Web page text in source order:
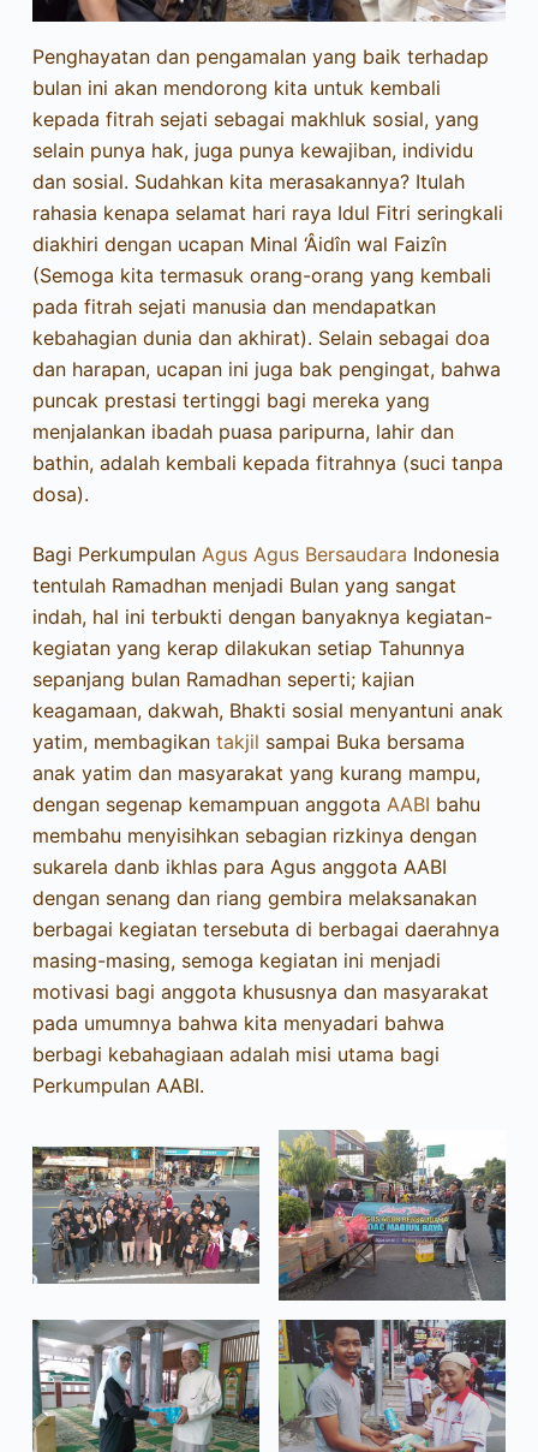
Penghayatan dan pengamalan yang baik terhadap
bulan ini akan mendorong kita untuk kembali
kepada fitrah sejati sebagai makhluk sosial, yang
selain punya hak, juga punya kewajiban, individu
dan sosial. Sudahkan kita merasakannya? Itulah
rahasia kenapa selamat hari raya Idul Fitri seringkali
diakhiri dengan ucapan Minal ‘Âidîn wal Faizîn
(Semoga kita termasuk orang-orang yang kembali
pada fitrah sejati manusia dan mendapatkan
kebahagian dunia dan akhirat). Selain sebagai doa
dan harapan, ucapan ini juga bak pengingat, bahwa
puncak prestasi tertinggi bagi mereka yang
menjalankan ibadah puasa paripurna, lahir dan
bathin, adalah kembali kepada fitrahnya (suci tanpa
dosa).
Bagi Perkumpulan Agus Agus Bersaudara Indonesia
tentulah Ramadhan menjadi Bulan yang sangat
indah, hal ini terbukti dengan banyaknya kegiatan-
kegiatan yang kerap dilakukan setiap Tahunnya
sepanjang bulan Ramadhan seperti; kajian
keagamaan, dakwah, Bhakti sosial menyantuni anak
yatim, membagikan takjil sampai Buka bersama
anak yatim dan masyarakat yang kurang mampu,
dengan segenap kemampuan anggota AABI bahu
membahu menyisihkan sebagian rizkinya dengan
sukarela danb ikhlas para Agus anggota AABI
dengan senang dan riang gembira melaksanakan
berbagai kegiatan tersebuta di berbagai daerahnya
masing-masing, semoga kegiatan ini menjadi
motivasi bagi anggota khususnya dan masyarakat
pada umumnya bahwa kita menyadari bahwa
berbagi kebahagiaan adalah misi utama bagi
Perkumpulan AABI.